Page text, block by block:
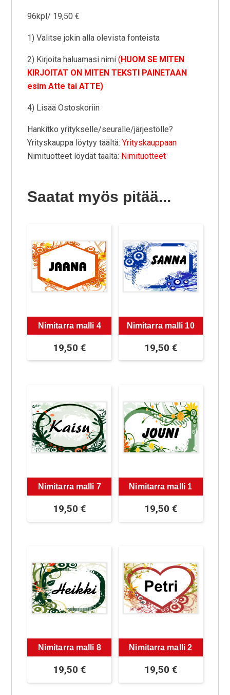
96kpl/ 19,50 €
1) Valitse jokin alla olevista fonteista
2) Kirjoita haluamasi nimi(HUOM SE MITEN
KIRJOITAT ON MITEN TEKSTI PAINETAAN
esim Atte tai ATTE)
4) Lisää Ostoskoriin
Hankitko yritykselle/seuralle/järjestölle?
Yrityskauppa löytyy täältä:Yrityskauppaan
Nimituotteet löydät täältä: Nimituotteet
Saatat myös pitää...
Nimitarra malli 4
19,50€
Nimitarra malli 10
19,50 €
Nimitarra malli 7
19,50€
Nimitarra malli 1
19,50 €
Nimitarra malli 8
19,50€
Nimitarra malli 2
19,50 €